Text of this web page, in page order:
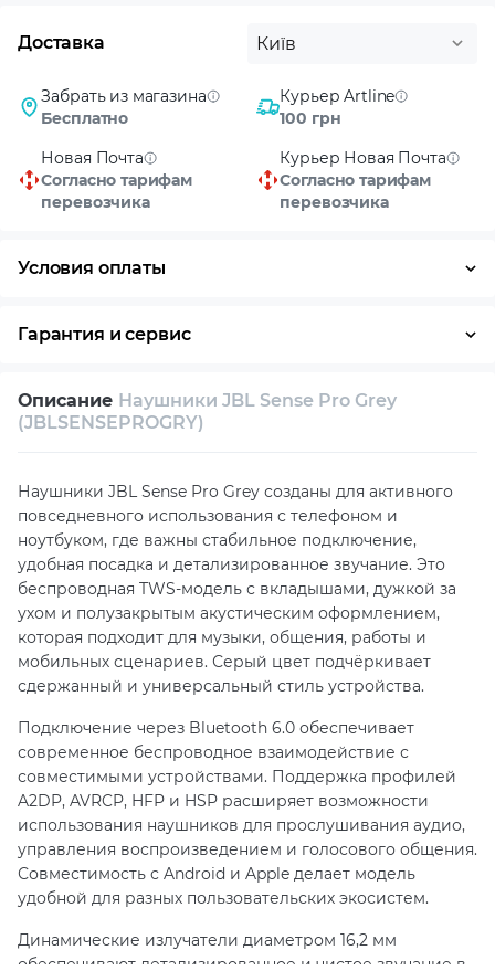
Доставка Київ
Забрать из магазина
Бесплатно
Курьер Artline
100 грн
Новая Почта
Согласно тарифам
перевозчика
Курьер Новая Почта
Согласно тарифам
перевозчика
Условия оплаты
Гарантия и сервис
Собственный сервисный центр
Описание Наушники JBL Sense Pro Grey
(JBLSENSEPROGRY)
Наушники JBL Sense Pro Grey созданы для активного
повседневного использования с телефоном и
ноутбуком, где важны стабильное подключение,
удобная посадка и детализированное звучание. Это
беспроводная TWS-модель с вкладышами, дужкой за
ухом и полузакрытым акустическим оформлением,
которая подходит для музыки, общения, работы и
мобильных сценариев. Серый цвет подчёркивает
сдержанный и универсальный стиль устройства.
Подключение через Bluetooth 6.0 обеспечивает
современное беспроводное взаимодействие с
совместимыми устройствами. Поддержка профилей
A2DP, AVRCP, HFP и HSP расширяет возможности
использования наушников для прослушивания аудио,
управления воспроизведением и голосового общения.
Совместимость с Android и Apple делает модель
удобной для разных пользовательских экосистем.
Динамические излучатели диаметром 16,2 мм
обеспечивают детализированное и чистое звучание в